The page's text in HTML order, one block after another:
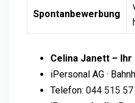
Spontanbewerbung
Celina Janett –
iPersonal AG ·
Telefon: 044 515 57